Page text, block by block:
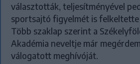
választották, teljesítményével
sportsajtó figyelmét is felkeltette
Több szaklap szerint a
Akadémia neveltje már
válogatott meghívóját.